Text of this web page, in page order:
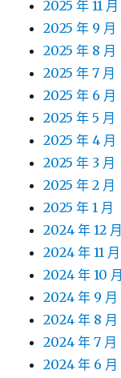
2025 年 11 月
2025 年 9 月
2025 年 8 月
2025 年 7 月
2025 年 6 月
2025 年 5 月
2025 年 4 月
2025 年 3 月
2025 年 2 月
2025 年 1 月
2024 年 12 月
2024 年 11 月
2024 年 10 月
2024 年 9 月
2024 年 8 月
2024 年 7 月
2024 年 6 月